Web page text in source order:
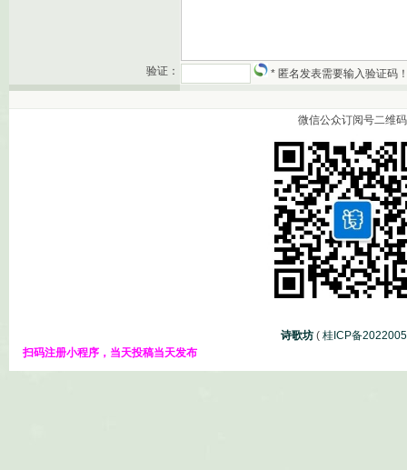
验证： * 匿名发表需要输入验证码
微信公众订阅号二维码
诗歌坊 ( 桂ICP备
扫码注册小程序，当天投稿当天发布